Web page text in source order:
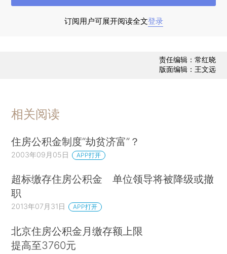
3、目前，绝大多数住房公积金管理机构未受
力，由其进行保值增值运作，不仅监管难度大，也
增长，投资管理制度改革已具备了非常有利的条
件。近年来，全国住房公积金缴存余额稳步增长，
据统计，2011年底达到2.1万亿元，在保证各地正常
支取和贷款的前提下，全国可用于投资运营的公积
金规模达1万亿元以上。
2、养老金的投资管理实践提供了有益探索。
近年来，在相关部门共同推动下，作为养老金重要
订阅用户可展开阅读全文登录
责任编辑：常红晓
版面编辑：王文远
相关阅读
住房公积金制度“劫贫济富”？
2003年09月05日 APP打开
超标缴存住房公积金 单位领导将被降级或撤
职
2013年07月31日 APP打开
北京住房公积金月缴存额上限
提高至3760元